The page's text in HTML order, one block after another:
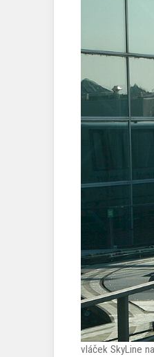
vláček SkyLine